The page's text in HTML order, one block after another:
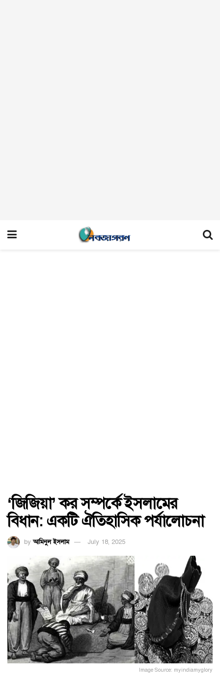
‘জিজিয়া’ কর সম্পর্কে ইসলামের
বিধান: একটি ঐতিহাসিক পর্যালােচনা
by আমিনুল ইসলাম July 18, 2025
Image Source: myindiamyglory